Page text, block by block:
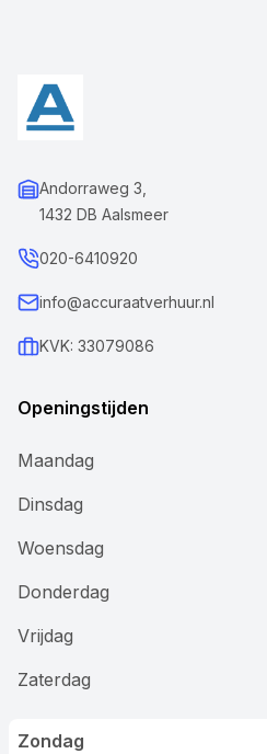
Andorraweg 3,
1432 DB Aalsmeer
020-6410920
info@accuraatverhuur.nl
KVK: 33079086
Openingstijden
Maandag
Dinsdag
Woensdag
Donderdag
Vrijdag
Zaterdag
Zondag